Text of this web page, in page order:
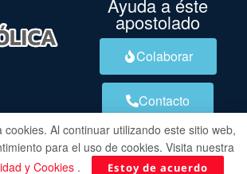
Ayuda a éste
apostolado
Colaborar
Contacto
cookies. Al continuar utilizando este sitio web,
para el uso de cookies. Visita nuestra
y Cookies . Estoy de acuerdo